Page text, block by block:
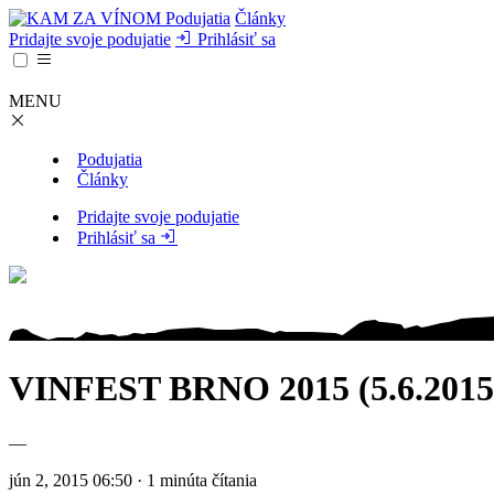
Podujatia Články
Pridajte svoje podujatie
Prihlásiť sa
MENU
Podujatia
Články
Pridajte svoje podujatie
Prihlásiť sa
VINFEST BRNO 2015
—
jún 2, 2015 06:50 · 1 minúta čítania